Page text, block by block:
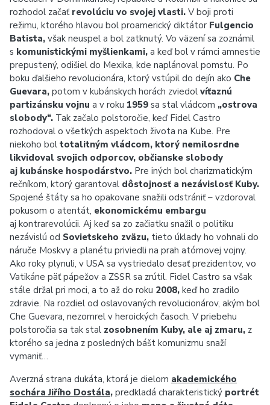
rozhodol začať revolúciu vo svojej vlasti. V boji proti
režimu, ktorého hlavou bol proamerický diktátor Fulgencio
Batista, však neuspel a bol zatknutý. Vo väzení sa zoznámil
s komunistickými myšlienkami, a keď bol v rámci amnestie
prepustený, odišiel do Mexika, kde naplánoval pomstu. Po
boku ďalšieho revolucionára, ktorý vstúpil do dejín ako Che
Guevara, potom v kubánskych horách zviedol víťaznú
partizánsku vojnu a v roku 1959 sa stal vládcom „ostrova
slobody“. Tak začalo polstoročie, keď Fidel Castro
rozhodoval o všetkých aspektoch života na Kube. Pre
niekoho bol totalitným vládcom, ktorý nemilosrdne
likvidoval svojich odporcov, občianske slobody
aj kubánske hospodárstvo. Pre iných bol charizmatickým
rečníkom, ktorý garantoval dôstojnosť a nezávislosť Kuby.
Spojené štáty sa ho opakovane snažili odstrániť – vzdoroval
pokusom o atentát, ekonomickému embargu
aj kontrarevolúcii. Aj keď sa zo začiatku snažil o politiku
nezávislú od Sovietskeho zväzu, tieto úklady ho vohnali do
náruče Moskvy a planétu priviedli na prah atómovej vojny.
Ako roky plynuli, v USA sa vystriedalo desať prezidentov, vo
Vatikáne päť pápežov a ZSSR sa zrútil. Fidel Castro sa však
stále držal pri moci, a to až do roku 2008, keď ho zradilo
zdravie. Na rozdiel od oslavovaných revolucionárov, akým bol
Che Guevara, nezomrel v heroických časoch. V priebehu
polstoročia sa tak stal zosobnením Kuby, ale aj zmaru, z
ktorého sa jedna z posledných bášt komunizmu snaží
vymaniť…
Averzná strana dukáta, ktorá je dielom akademického
sochára Jiřího Dostála, predkladá charakteristický portrét